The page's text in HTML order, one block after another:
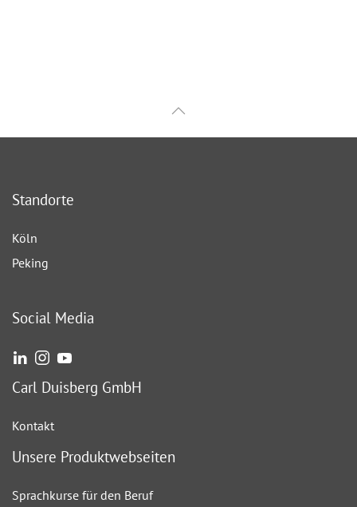
Standorte
Köln
Peking
Social Media
Carl Duisberg GmbH
Kontakt
Unsere Produktwebseiten
Sprachkurse für den Beruf